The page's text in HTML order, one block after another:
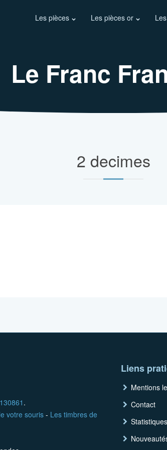
Les pièces Les pièces or
Le Franc
2 decimes
.
votre souris - Les timbres de
Liens
Mentions
Contact
Statistiques